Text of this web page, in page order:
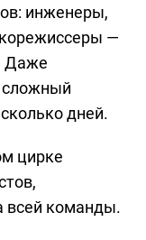
инженеры,
—
Даже
сложный
дней.
цирке
всей команды.